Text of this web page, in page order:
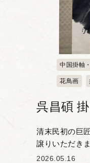
中国掛軸
花鳥画
呉昌碩
清末民初の巨
譲りいただきました。 呉昌
せき 1844-
2026.05.16